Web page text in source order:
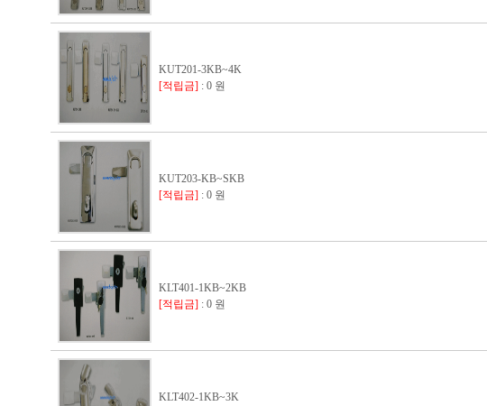
KUT201-3KB~4K
[적립금] : 0 원
KUT203-KB~SKB
[적립금] : 0 원
KLT401-1KB~2KB
[적립금] : 0 원
KLT402-1KB~3K